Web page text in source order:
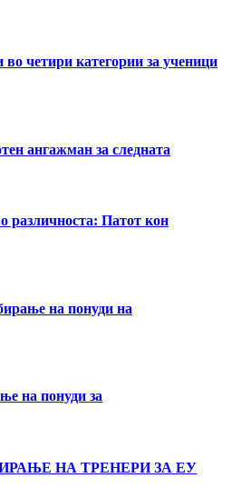
четири категории за ученици
ангажман за следната
различноста: Патот кон
на понуди на
на понуди за
НА ТРЕНЕРИ ЗА ЕУ